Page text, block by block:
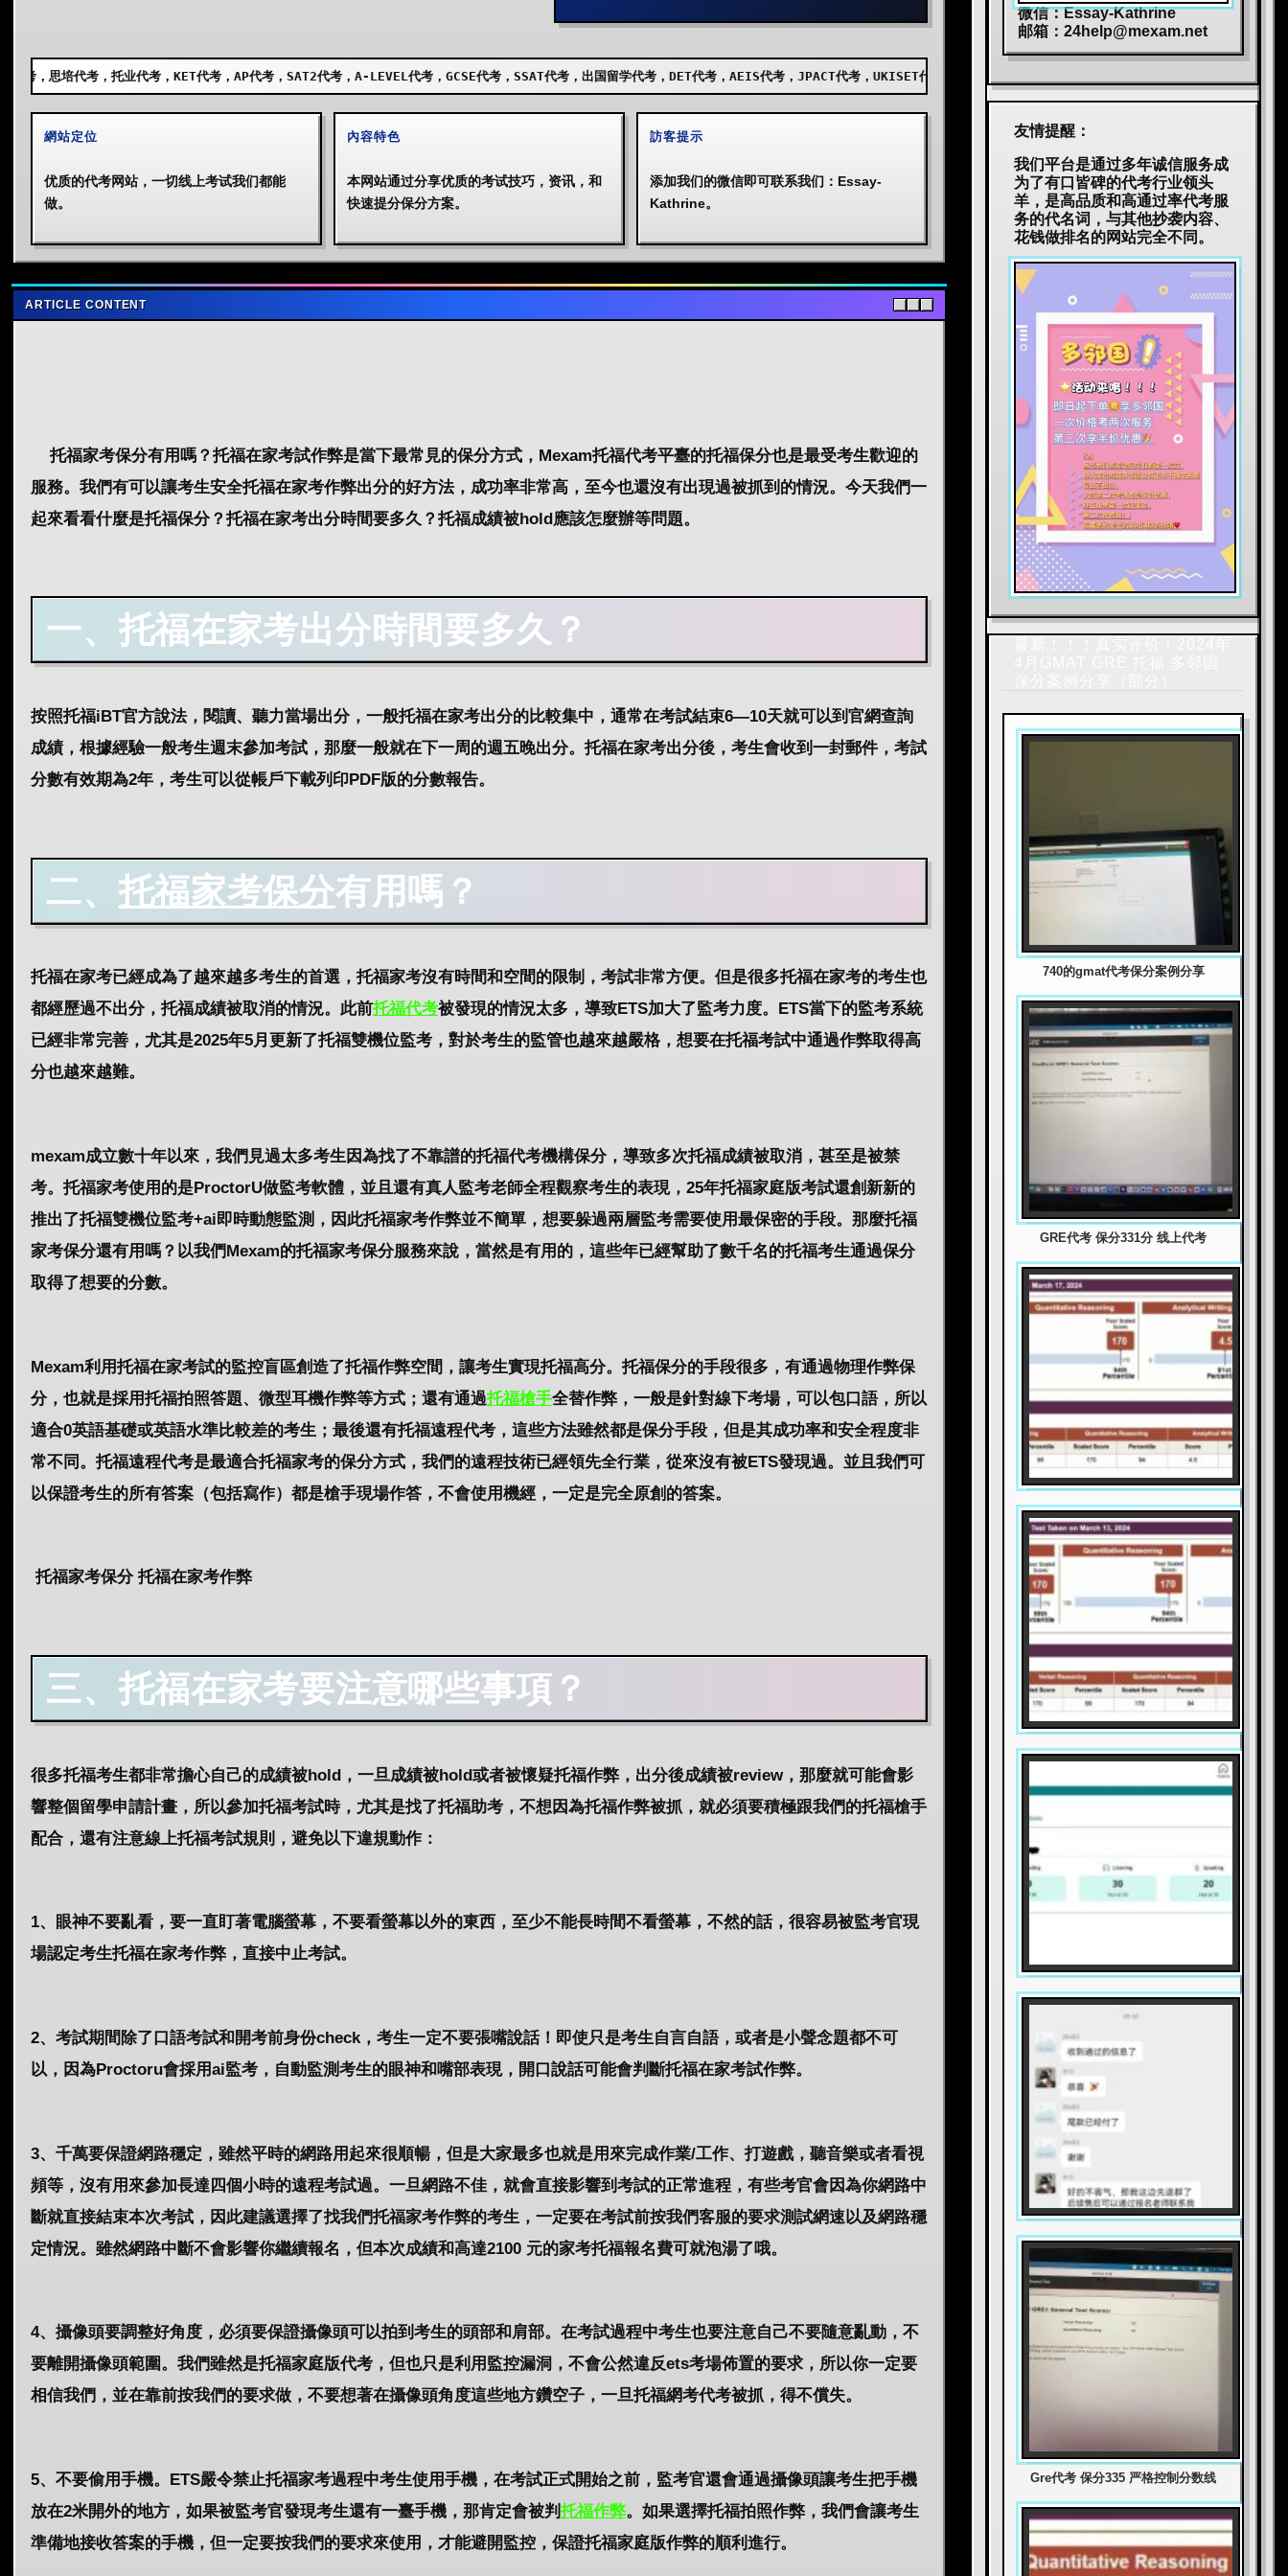
考，托业代考，KET代考，AP代考，SAT2代考，A-LEVEL代考，GCSE代考，SSAT代考，出国留学代考，DET代考，AEIS代考，JPACT代考，UKISET代考，AEAS代考，BEC代考，JTEST代考，JLPT代考，TOPIK代考，小托福
網站定位
优质的代考网站，一切线上考试我们都能
做。
內容特色
本网站通过分享优质的考试技巧，资讯，和
快速提分保分方案。
訪客提示
添加我们的微信即可联系我们：Essay-
Kathrine。
ARTICLE CONTENT
托福家考保分有用嗎？托福在家考試作弊是當下最常見的保分方式，Mexam托福代考平臺的托福保分也是最受考生歡迎的
服務。我們有可以讓考生安全托福在家考作弊出分的好方法，成功率非常高，至今也還沒有出現過被抓到的情況。今天我們一
起來看看什麼是托福保分？托福在家考出分時間要多久？托福成績被hold應該怎麼辦等問題。
一、 托福在家考出分時間要多久？
按照托福iBT官方說法，閱讀、聽力當場出分，一般托福在家考出分的比較集中，通常在考試結束6—10天就可以到官網查詢
成績，根據經驗一般考生週末參加考試，那麼一般就在下一周的週五晚出分。托福在家考出分後，考生會收到一封郵件，考試
分數有效期為2年，考生可以從帳戶下載列印PDF版的分數報告。
二、 托福家考保分有用嗎？
托福在家考已經成為了越來越多考生的首選，托福家考沒有時間和空間的限制，考試非常方便。但是很多托福在家考的考生也
都經歷過不出分，托福成績被取消的情況。此前托福代考被發現的情況太多，導致ETS加大了監考力度。ETS當下的監考系統
已經非常完善，尤其是2025年5月更新了托福雙機位監考，對於考生的監管也越來越嚴格，想要在托福考試中通過作弊取得高
分也越來越難。
mexam成立數十年以來，我們見過太多考生因為找了不靠譜的托福代考機構保分，導致多次托福成績被取消，甚至是被禁
考。托福家考使用的是ProctorU做監考軟體，並且還有真人監考老師全程觀察考生的表現，25年托福家庭版考試還創新新的
推出了托福雙機位監考+ai即時動態監測，因此托福家考作弊並不簡單，想要躲過兩層監考需要使用最保密的手段。那麼托福
家考保分還有用嗎？以我們Mexam的托福家考保分服務來說，當然是有用的，這些年已經幫助了數千名的托福考生通過保分
取得了想要的分數。
Mexam利用托福在家考試的監控盲區創造了托福作弊空間，讓考生實現托福高分。托福保分的手段很多，有通過物理作弊保
分，也就是採用托福拍照答題、微型耳機作弊等方式；還有通過托福槍手全替作弊，一般是針對線下考場，可以包口語，所以
適合0英語基礎或英語水準比較差的考生；最後還有托福遠程代考，這些方法雖然都是保分手段，但是其成功率和安全程度非
常不同。托福遠程代考是最適合托福家考的保分方式，我們的遠程技術已經領先全行業，從來沒有被ETS發現過。並且我們可
以保證考生的所有答案（包括寫作）都是槍手現場作答，不會使用機經，一定是完全原創的答案。
托福家考保分 托福在家考作弊
三、 托福在家考要注意哪些事項？
很多托福考生都非常擔心自己的成績被hold，一旦成績被hold或者被懷疑托福作弊，出分後成績被review，那麼就可能會影
響整個留學申請計畫，所以參加托福考試時，尤其是找了托福助考，不想因為托福作弊被抓，就必須要積極跟我們的托福槍手
配合，還有注意線上托福考試規則，避免以下違規動作：
1、眼神不要亂看，要一直盯著電腦螢幕，不要看螢幕以外的東西，至少不能長時間不看螢幕，不然的話，很容易被監考官現
場認定考生托福在家考作弊，直接中止考試。
2、考試期間除了口語考試和開考前身份check，考生一定不要張嘴說話！即使只是考生自言自語，或者是小聲念題都不可
以，因為Proctoru會採用ai監考，自動監測考生的眼神和嘴部表現，開口說話可能會判斷托福在家考試作弊。
3、千萬要保證網路穩定，雖然平時的網路用起來很順暢，但是大家最多也就是用來完成作業/工作、打遊戲，聽音樂或者看視
頻等，沒有用來參加長達四個小時的遠程考試過。一旦網路不佳，就會直接影響到考試的正常進程，有些考官會因為你網路中
斷就直接結束本次考試，因此建議選擇了找我們托福家考作弊的考生，一定要在考試前按我們客服的要求測試網速以及網路穩
定情況。雖然網路中斷不會影響你繼續報名，但本次成績和高達2100 元的家考托福報名費可就泡湯了哦。
4、攝像頭要調整好角度，必須要保證攝像頭可以拍到考生的頭部和肩部。在考試過程中考生也要注意自己不要隨意亂動，不
要離開攝像頭範圍。我們雖然是托福家庭版代考，但也只是利用監控漏洞，不會公然違反ets考場佈置的要求，所以你一定要
相信我們，並在靠前按我們的要求做，不要想著在攝像頭角度這些地方鑽空子，一旦托福網考代考被抓，得不償失。
5、不要偷用手機。ETS嚴令禁止托福家考過程中考生使用手機，在考試正式開始之前，監考官還會通過攝像頭讓考生把手機
放在2米開外的地方，如果被監考官發現考生還有一臺手機，那肯定會被判托福作弊。如果選擇托福拍照作弊，我們會讓考生
準備地接收答案的手機，但一定要按我們的要求來使用，才能避開監控，保證托福家庭版作弊的順利進行。
微信：Essay-Kathrine
邮箱： 24help@mexam.net
友情提醒：
我们平台是通过多年诚信服务成
为了有口皆碑的代考行业领头
羊，是高品质和高通过率代考服
务的代名词，与其他抄袭内容、
花钱做排名的网站完全不同。
740的gmat代考保分案例分享
GRE代考 保分331分 线上代考
Gre代考 保分335 严格控制分数线